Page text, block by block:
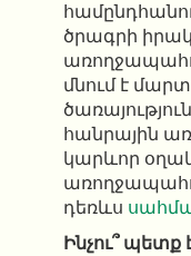
ծրագրի
մնում է
հանրային
կարևոր
դեռևս
Ինչու՞